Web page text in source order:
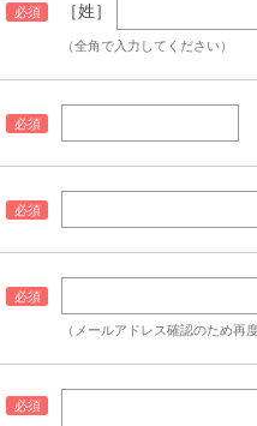
［姓］
（全角で入力してください）
（メールアドレス確認のため再